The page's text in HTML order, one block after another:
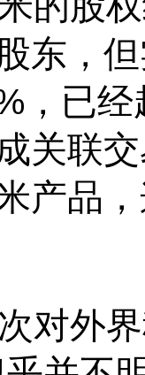
时间和地
米上市实
链企业，
影响。华
此计算，
的营收约
亿美元